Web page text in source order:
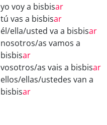
yo voy a bisbisar
tú vas a bisbisar
él/ella/usted va a bisbisar
nosotros/as vamos a
bisbisar
vosotros/as vais a bisbisar
ellos/ellas/ustedes van a
bisbisar